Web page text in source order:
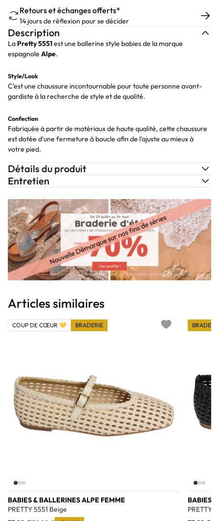
Retours et échanges offerts*
14 jours de réflexion pour se décider
Description
La Pretty 5551est une ballerine style babies de la marque
espagnole Alpe.
Style/Look
C'est une chaussure incontournable pour toute personne avant-
gardiste à la recherche de style et de qualité.
Confection
Fabriquée à partir de matériaux de haute qualité, cette chaussure
est dotée d'une fermeture à boucle afin de l'ajuste au mieux à
votre pied.
Détails du produit
Entretien
Articles similaires
BABIES & BALLERINES ALPE FEMME
PRETTY 5551 Beige
COUP DE CŒUR 💛 BRADERIE
BABIES
PRETTY